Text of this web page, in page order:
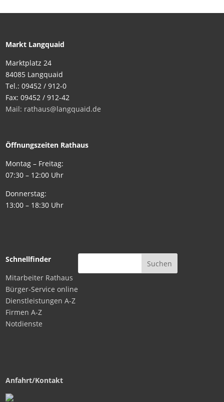
Markt Langquaid
Marktplatz 24
84085 Langquaid
Tel.: 09452 / 912-0
Fax: 09452 / 912-42
Mail: rathaus@langquaid.de
Öffnungszeiten Rathaus
Montag – Freitag:
07:30 – 12:00 Uhr
Donnerstag:
13:00 – 18:30 Uhr
Schnellfinder
Mitarbeiter Rathaus
Bürger-Service online
Dienstleistungen A-Z
Firmen A-Z
Notdienste
Anfahrt/Kontakt